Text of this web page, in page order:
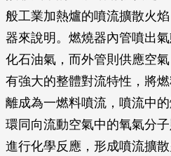
般工業加熱爐的噴流擴散火
器來說明。燃燒器內管噴出
化石油氣，而外管則供應空
有強大的整體對流特性，將
離成為一燃料噴流，噴流中
環同向流動空氣中的氧氣分
進行化學反應，形成噴流擴散